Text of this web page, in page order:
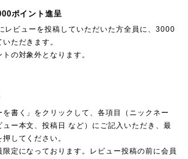
ポイント進呈
レビューを投稿していただいた方全員に、3000
ただきます。
の対象外となります。
書く」をクリックして、各項目（ニックネー
ー本文、投稿日 など）にご記入いただき、最
してください。
定になっております。レビュー投稿の前に会員